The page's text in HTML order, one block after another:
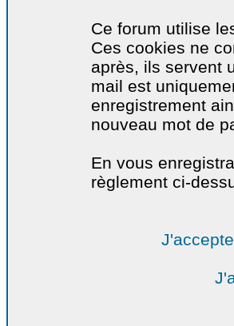
Ce forum utilise
Ces cookies ne
après, ils servent
mail est
enregistrement
nouveau mot de
En vous
règlement ci-